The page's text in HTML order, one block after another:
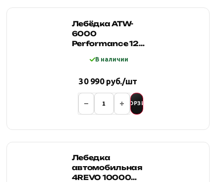
Лебёдка ATW-
6000
Performance 12В
синтетическим
В наличии
30 990 руб./шт
В КОРЗИНУ
Лебедка
автомобильная
4REVO 10000